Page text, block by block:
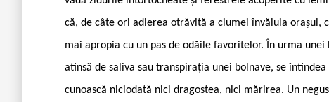
că, de câte ori adierea otrăvită a ciumei învăluia orașul,
mai apropia cu un pas de odăile favoritelor. În urma
atinsă de saliva sau transpirația unei bolnave, se
cunoască niciodată nici dragostea, nici mărirea. Un